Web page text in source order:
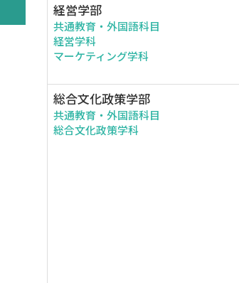
経営学部
共通教育・外国語科目
経営学科
マーケティング学科
総合文化政策学部
共通教育・外国語科目
総合文化政策学科